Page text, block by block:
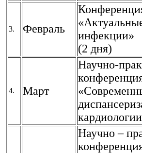
3. Февраль
инфекции»
(2 дня)
4. Март
Научно-
Научно –